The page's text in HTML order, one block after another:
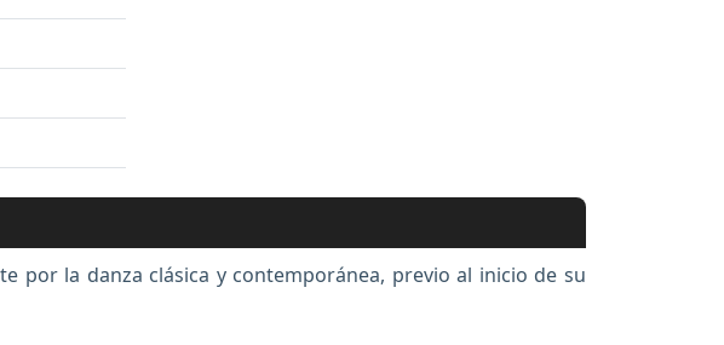
por la danza clásica y contemporánea, previo al inicio de su